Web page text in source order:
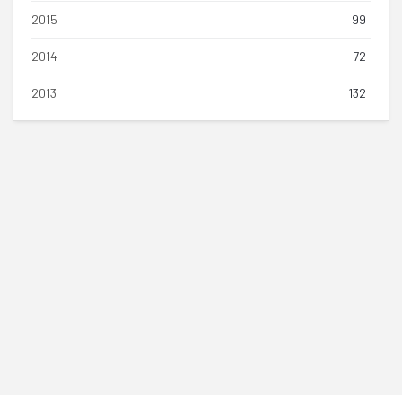
2015 99
2014 72
2013 132